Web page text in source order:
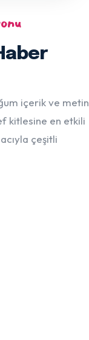
içerik ve metin
kitlesine en etkili
çeşitli